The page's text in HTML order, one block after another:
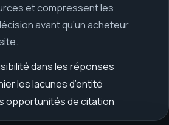
et compressent les
avant qu’un acheteur
dans les réponses
les lacunes d’entité
opportunités de citation